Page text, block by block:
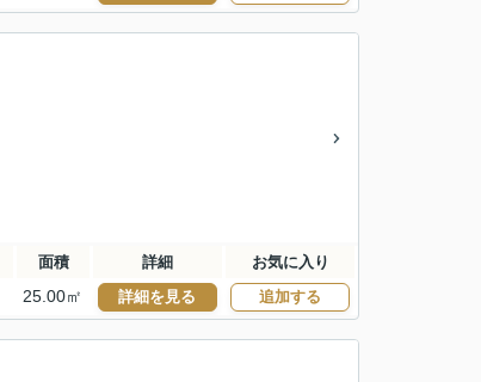
面積 詳細 お気に入り
25.00㎡ 詳細を見る 追加する